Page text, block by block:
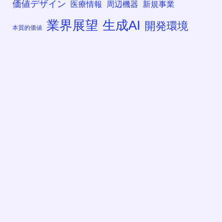
価値デザイン 医療情報 周辺機器 新規事業
本質的価値 業界展望 生成AI 開発環境